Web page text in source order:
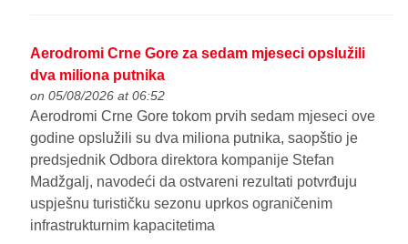
Aerodromi Crne Gore za sedam mjeseci opslužili
dva miliona putnika
on 05/08/2026 at 06:52
Aerodromi Crne Gore tokom prvih sedam mjeseci ove
godine opslužili su dva miliona putnika, saopštio je
predsjednik Odbora direktora kompanije Stefan
Madžgalj, navodeći da ostvareni rezultati potvrđuju
uspješnu turističku sezonu uprkos ograničenim
infrastrukturnim kapacitetima